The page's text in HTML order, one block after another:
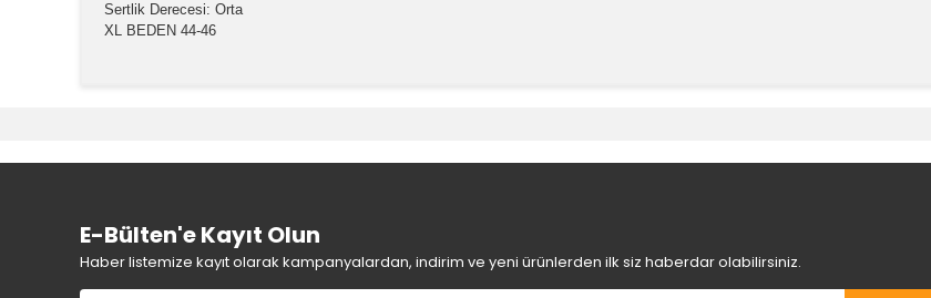
Sertlik Derecesi: Orta
XL BEDEN 44-46
Ürün resmi kalitesiz, bozuk veya görüntülenemiyor.
Ürün bilgilerinde hatalar bulunuyor.
Ürün fiyatı diğer sitelerden daha pahalı.
Bu ürüne benzer farklı alternatifler olmalı.
E-Bülten'e Kayıt Olun
Haber listemize kayıt olarak kampanyalardan, indirim ve yeni ürünlerden ilk siz haberdar olabilirsiniz.